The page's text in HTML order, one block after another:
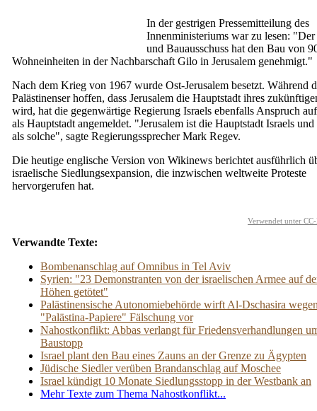
In der gestrigen Pressemitteilung des
Innenministeriums war zu lesen: "Der
und Bauausschuss hat den Bau von
Wohneinheiten in der Nachbarschaft Gilo in Jerusalem genehmigt."
Nach dem Krieg von 1967 wurde Ost-Jerusalem besetzt. Während
Palästinenser hoffen, dass Jerusalem die Hauptstadt ihres
wird, hat die gegenwärtige Regierung Israels ebenfalls Anspruch
als Hauptstadt angemeldet. "Jerusalem ist die Hauptstadt Israels und
als solche", sagte Regierungssprecher Mark Regev.
Die heutige englische Version von Wikinews berichtet ausführlich
israelische Siedlungsexpansion, die inzwischen weltweite Proteste
hervorgerufen hat.
Verwendet unter
Verwandte Texte:
Bombenanschlag auf Omnibus in Tel Aviv
Syrien: "23 Demonstranten von der israelischen Armee auf
Höhen getötet"
Palästinensische Autonomiebehörde wirft Al-Dschasira
"Palästina-Papiere" Fälschung vor
Nahostkonflikt: Abbas verlangt für Friedensverhandlungen
Baustopp
Israel plant den Bau eines Zauns an der Grenze zu Ägypten
Jüdische Siedler verüben Brandanschlag auf Moschee
Israel kündigt 10 Monate Siedlungsstopp in der Westbank an
Mehr Texte zum Thema Nahostkonflikt...